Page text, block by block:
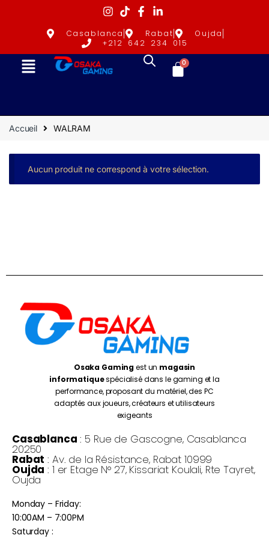
Casablanca Rabat
Oujda
+212 642 234 015
0
Accueil WALRAM
Aucun produit ne correspond à votre sélection.
Osaka Gamingest un magasin
informatiquespécialisé dans le gaming et la
performance, proposant du matériel, des PC
adaptés aux joueurs, créateurs et utilisateurs
exigeants
Casablanca : 5 Rue de Gascogne, Casablanca
20250
Rabat : Av. de la Résistance, Rabat 10999
Oujda : 1 er Etage N° 27, Kissariat Koulali, Rte Tayret,
Oujda
Monday – Friday:
10:00AM – 7:00PM
Saturday :